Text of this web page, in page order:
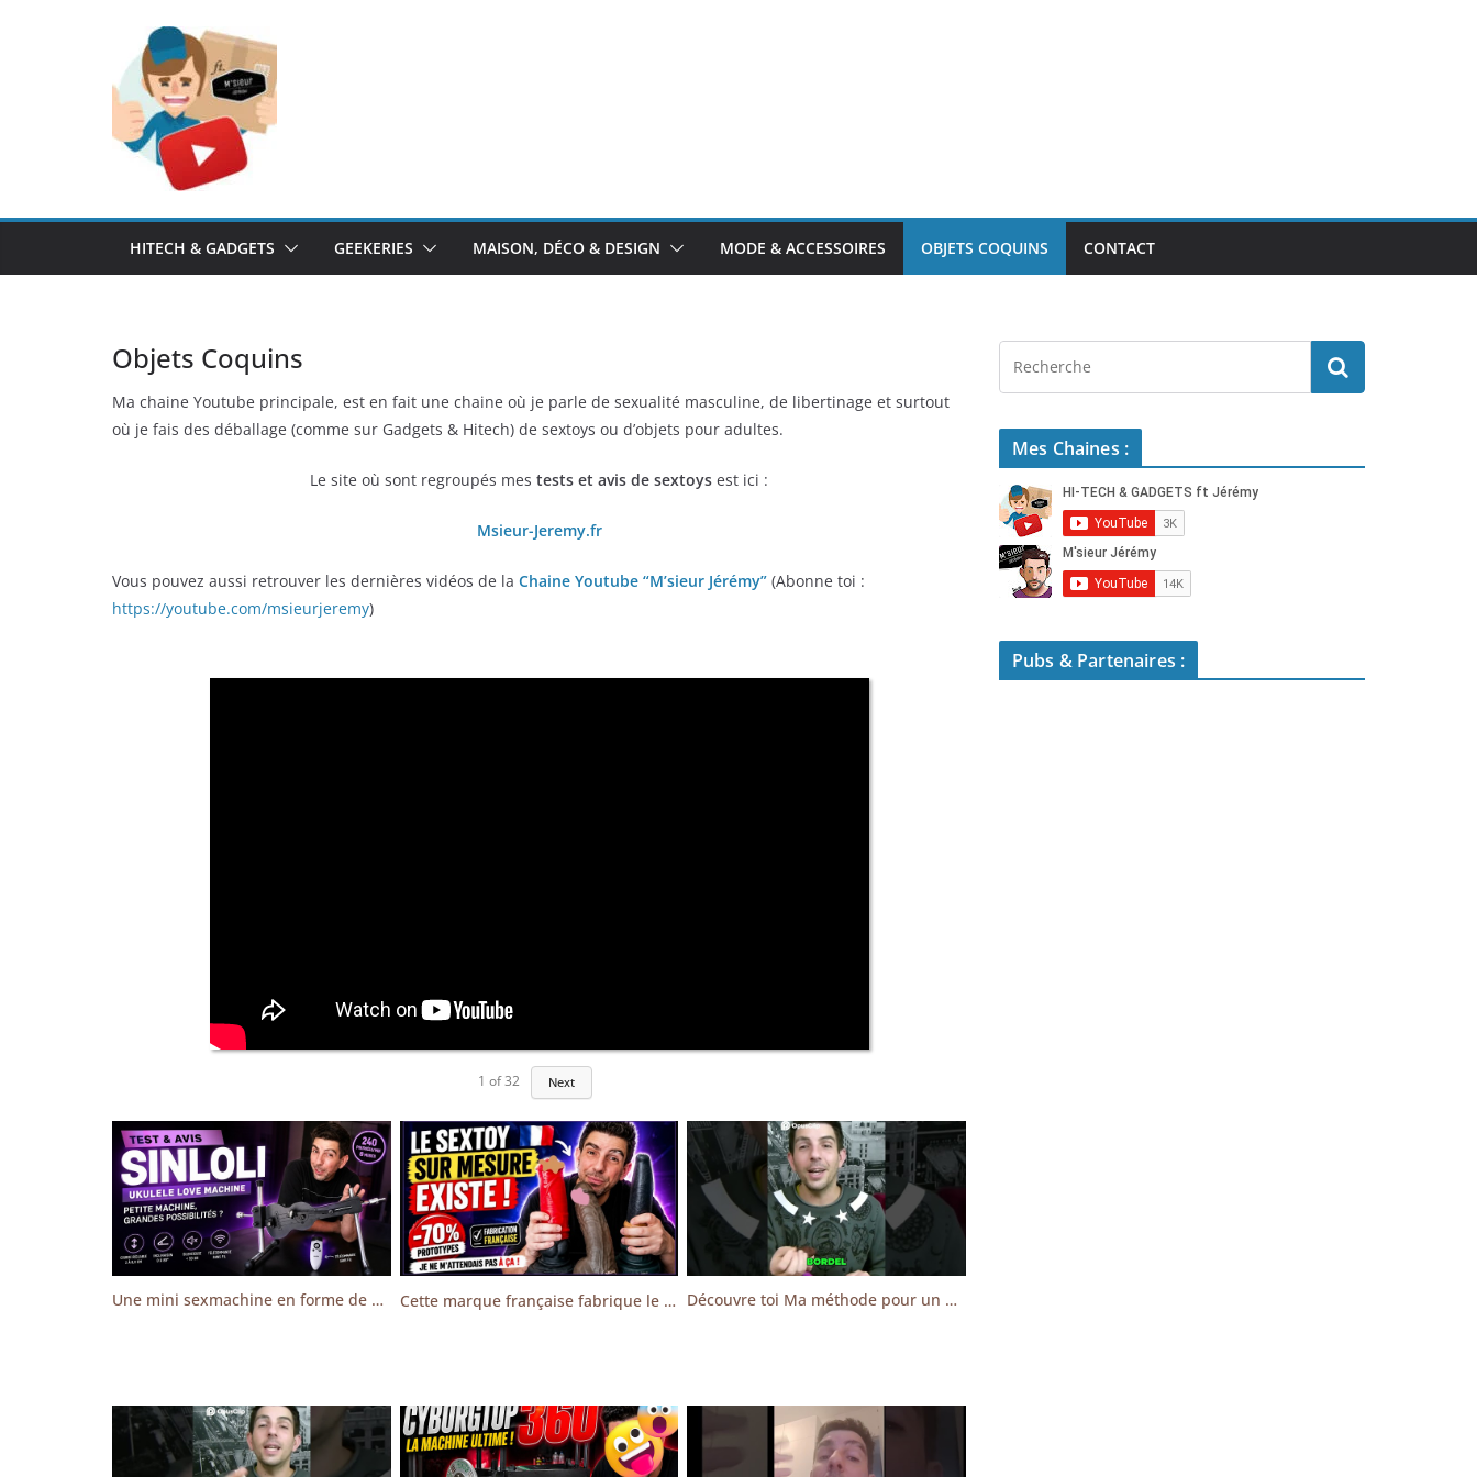
HITECH & GADGETS GEEKERIES MAISON, DÉCO & DESIGN MODE & ACCESSOIRES OBJETS COQUINS CONTACT
Objets Coquins
Ma chaine Youtube principale, est en fait une chaine où je parle de sexualité masculine, de libertinage et surtout
où je fais des déballage (comme sur Gadgets & Hitech) de sextoys ou d’objets pour adultes.
Le site où sont regroupés mes tests et avis de sextoys est ici :
Msieur-Jeremy.fr
Vous pouvez aussi retrouver les dernières vidéos de la Chaine Youtube “M’sieur Jérémy” (Abonne toi :
https://youtube.com/msieurjeremy)
1 of32 Next
Une mini sexmachine en forme de Yukulele (auxfun sinloli) surprenante ! Cette marque française fabrique le sextoy de VOS rêves… et c'est incroyable ! Découvre toi Ma méthode pour un plaisir ultime!
Mes Chaines :
Pubs & Partenaires :